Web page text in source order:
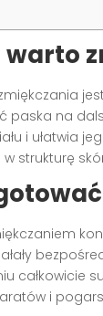
warto
paska na
i ułatwia
strukturę
całkowicie
i